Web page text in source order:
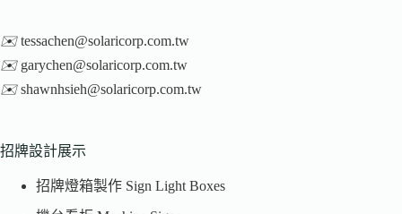
✉️ tessachen@solaricorp.com.tw
✉️ garychen@solaricorp.com.tw
✉️ shawnhsieh@solaricorp.com.tw
招牌設計展示
招牌燈箱製作 Sign Light Boxes